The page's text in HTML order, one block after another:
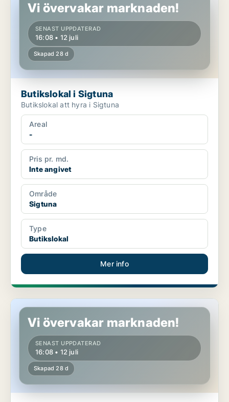
Vi övervakar marknaden!
SENAST UPPDATERAD
16:08 • 12 juli
Skapad 28 d
Butikslokal i Sigtuna
Butikslokal att hyra i Sigtuna
Areal
-
Pris pr. md.
Inte angivet
Område
Sigtuna
Type
Butikslokal
Mer info
Butikslokal i Uppsala
Vi övervakar marknaden!
SENAST UPPDATERAD
16:08 • 12 juli
Skapad 28 d